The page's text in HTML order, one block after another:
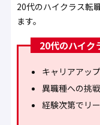
20代のハイクラス転
ます。
20代のハイク
キャリアアッ
異職種への挑
経験次第でリ